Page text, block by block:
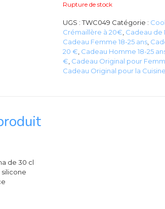
Rupture de stock
UGS :TWC049 Catégorie :
Crémaillère à 20€ Cadeau de
Cadeau Femme 18-25 ans
20 € Cadeau Homme 18-25
€ Cadeau Original pour
Cadeau Original pour la Cuisine
de 30 cl